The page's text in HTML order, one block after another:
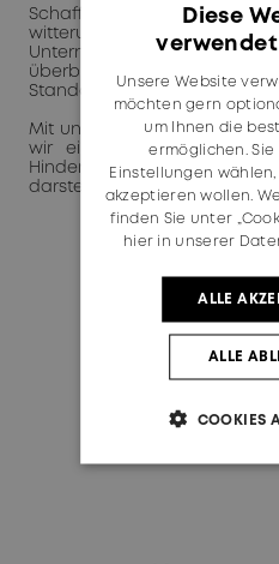
Schaffung
witterungsbeständiger
Unternehmen und
überbrücken, und zwar
Standort.
Mit unserer innovativen
wir eine Zukunft, in der
Hindernis mehr für eine
darstellen.
Für weitere
Website zu
raue
Entdecken Sie
Diese
verwendet
Unsere Website
möchten gern
um Ihnen die
ermöglichen.
Einstellungen wählen,
akzeptieren wollen.
finden Sie unter
hier in unserer
ALLE
ALLE
COOKIES